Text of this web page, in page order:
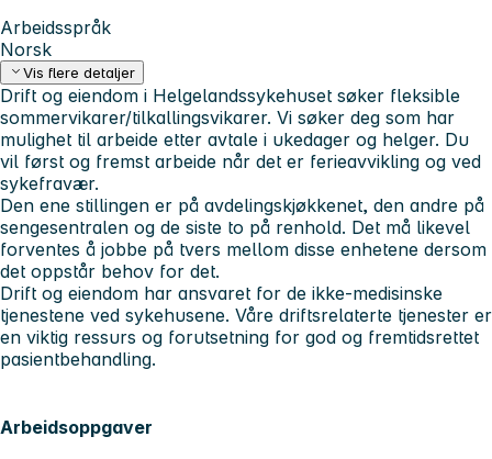
Arbeidsspråk
Norsk
Vis flere detaljer
Drift og eiendom i Helgelandssykehuset søker fleksible
sommervikarer/tilkallingsvikarer. Vi søker deg som har
mulighet til arbeide etter avtale i ukedager og helger. Du
vil først og fremst arbeide når det er ferieavvikling og ved
sykefravær.
Den ene stillingen er på avdelingskjøkkenet, den andre på
sengesentralen og de siste to på renhold. Det må likevel
forventes å jobbe på tvers mellom disse enhetene dersom
det oppstår behov for det.
Drift og eiendom har ansvaret for de ikke-medisinske
tjenestene ved sykehusene. Våre driftsrelaterte tjenester er
en viktig ressurs og forutsetning for god og fremtidsrettet
pasientbehandling.
Arbeidsoppgaver